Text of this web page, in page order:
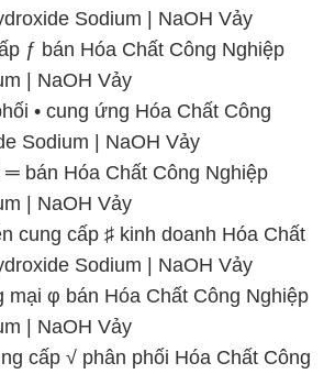
Sodium | NaOH Vảy
ƒ bán Hóa Chất Công Nghiệp
| NaOH Vảy
• cung ứng Hóa Chất Công
Sodium | NaOH Vảy
bán Hóa Chất Công Nghiệp
| NaOH Vảy
cung cấp ♯ kinh doanh Hóa Chất
Sodium | NaOH Vảy
φ bán Hóa Chất Công Nghiệp
| NaOH Vảy
cấp √ phân phối Hóa Chất Công